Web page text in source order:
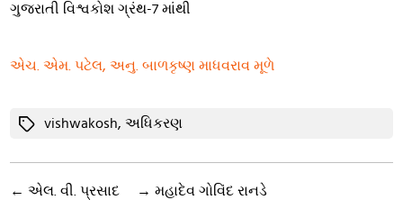
ગુજરાતી વિશ્વકોશ ગ્રંથ-7 માંથી
એચ. એમ. પટેલ, અનુ. બાળકૃષ્ણ માધવરાવ મૂળે
Tagsvishwakosh,અધિકરણ
← એલ. વી. પ્રસાદ → મહાદેવ ગોવિંદ રાનડે